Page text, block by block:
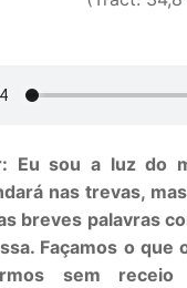
Eu sou a luz do
nas trevas,
breves palavras
Façamos o que
sem